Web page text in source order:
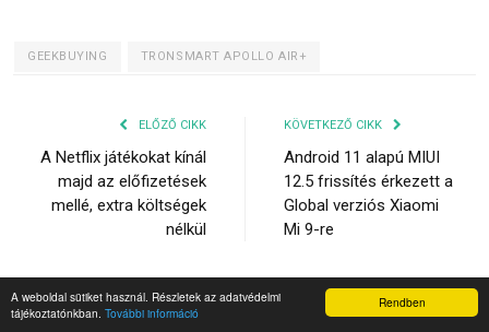
Rendben
A weboldal sütiket használ. Részletek az adatvédelmi
tájékoztatónkban. További információ
GEEKBUYING TRONSMART APOLLO AIR+
ELŐZŐ CIKK
A Netflix játékokat kínál
majd az előfizetések
mellé, extra költségek
nélkül
KÖVETKEZŐ CIKK
Android 11 alapú MIUI
12.5 frissítés érkezett a
Global verziós Xiaomi
Mi 9-re